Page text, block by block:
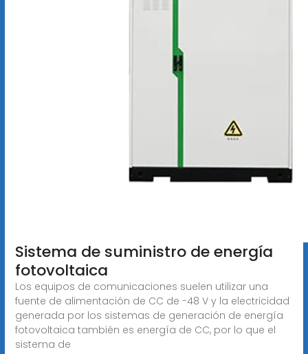
Sistema de suministro de energía
fotovoltaica
Los equipos de comunicaciones suelen utilizar una
fuente de alimentación de CC de -48 V y la electricidad
generada por los sistemas de generación de energía
fotovoltaica también es energía de CC, por lo que el
sistema de